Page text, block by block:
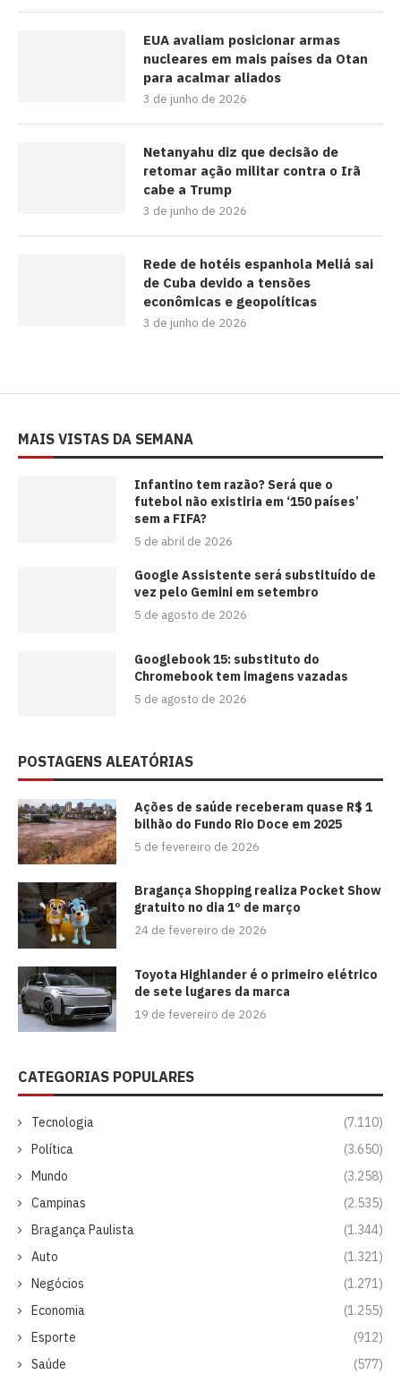
EUA avaliam posicionar armas
nucleares em mais países da Otan
para acalmar aliados
3 de junho de 2026
Netanyahu diz que decisão de
retomar ação militar contra o Irã
cabe a Trump
3 de junho de 2026
Rede de hotéis espanhola Meliá sai
de Cuba devido a tensões
econômicas e geopolíticas
3 de junho de 2026
MAIS VISTAS DA SEMANA
⁠Infantino tem razão? Será que o
futebol não existiria em ‘150 países’
sem a FIFA?
5 de abril de 2026
Google Assistente será substituído de
vez pelo Gemini em setembro
5 de agosto de 2026
Googlebook 15: substituto do
Chromebook tem imagens vazadas
5 de agosto de 2026
POSTAGENS ALEATÓRIAS
Ações de saúde receberam quase R$ 1
bilhão do Fundo Rio Doce em 2025
5 de fevereiro de 2026
Bragança Shopping realiza Pocket Show
gratuito no dia 1º de março
24 de fevereiro de 2026
Toyota Highlander é o primeiro elétrico
de sete lugares da marca
19 de fevereiro de 2026
CATEGORIAS POPULARES
Tecnologia
(7.110)
Política
(3.650)
Mundo
(3.258)
Campinas
(2.535)
Bragança Paulista
(1.344)
Auto
(1.321)
Negócios
(1.271)
Economia
(1.255)
Esporte
(912)
Saúde
(577)